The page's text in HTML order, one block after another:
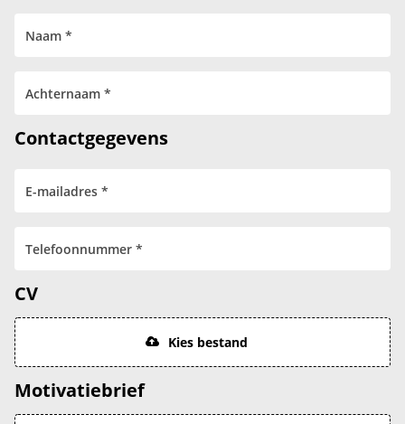
Contactgegevens
CV
Kies bestand
Motivatiebrief